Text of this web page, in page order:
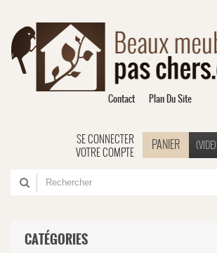
Contact Plan Du Site
PANIER (VIDE)
SE CONNECTER
VOTRE COMPTE
CATÉGORIES